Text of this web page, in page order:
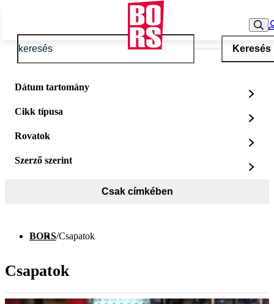
Keresés
Dátum tartomány
Cikk típusa
Rovatok
Szerző szerint
Csak címkében
BORS/Csapatok
Csapatok